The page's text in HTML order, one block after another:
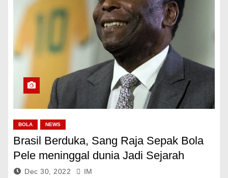
BOLA NEWS
Brasil Berduka, Sang Raja Sepak Bola
Pele meninggal dunia Jadi Sejarah
Dec 30, 2022 IM